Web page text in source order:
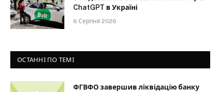
ChatGPT в Україні
6 Серпня 2026
ОСТАННІ ПО ТЕМІ
ФГВФО завершив ліквідацію банку